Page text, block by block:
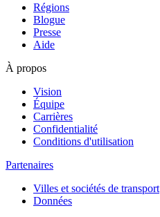
Régions
Blogue
Presse
Aide
À propos
Vision
Équipe
Carrières
Confidentialité
Conditions d'utilisation
Partenaires
Villes et sociétés de transport
Données